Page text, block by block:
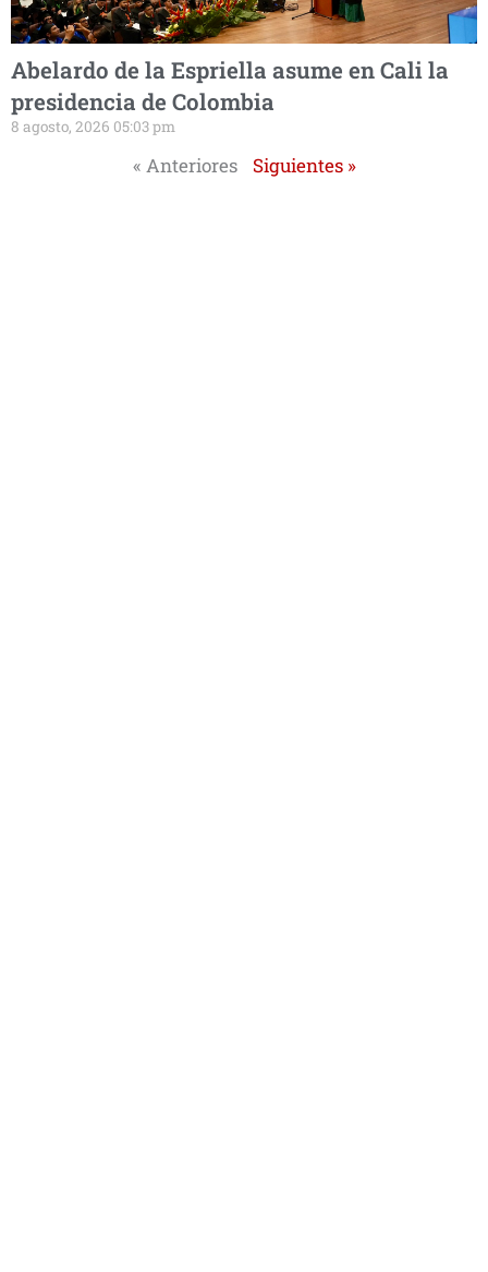
Abelardo de la Espriella asume en Cali la
presidencia de Colombia
8 agosto, 2026 05:03 pm
« Anteriores Siguientes »